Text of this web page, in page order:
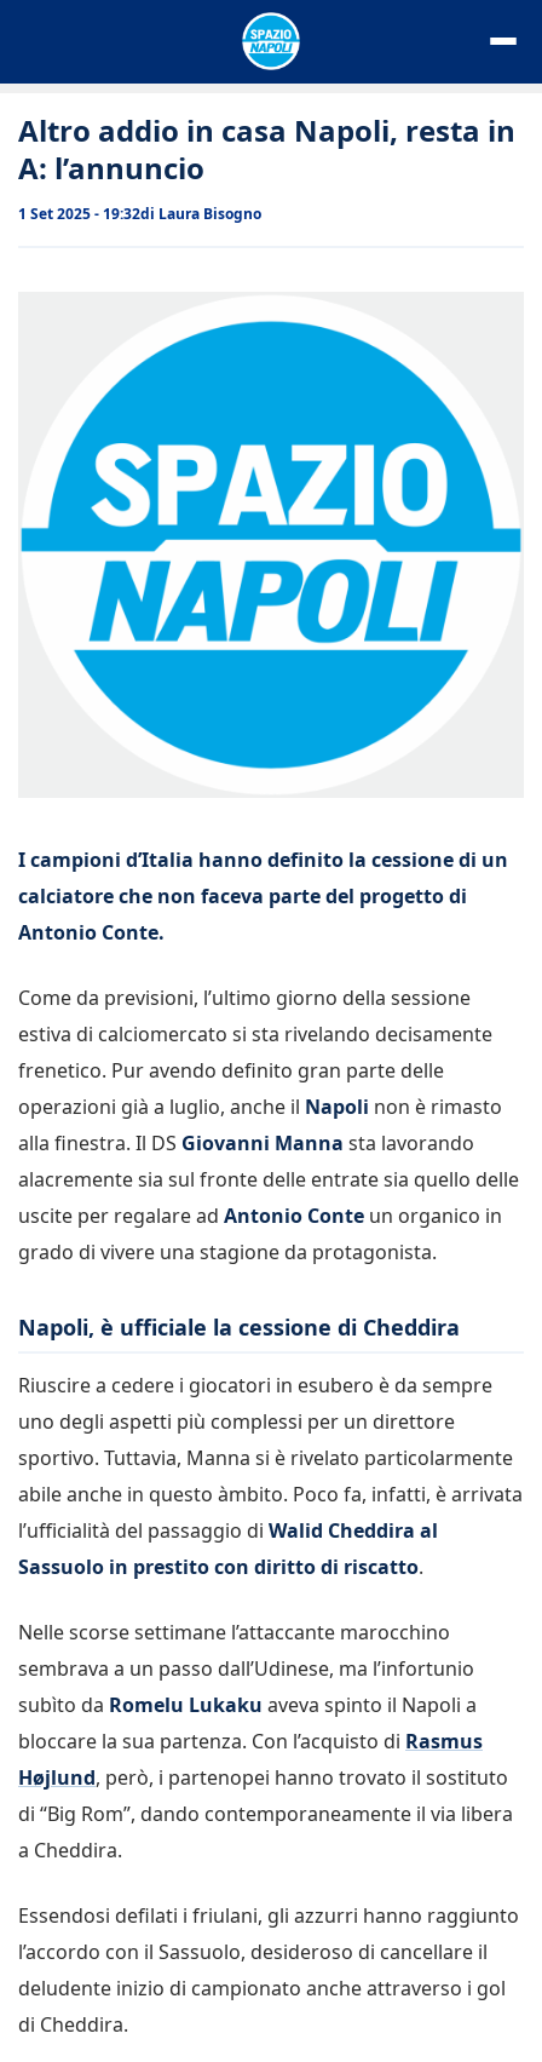
Altro addio in casa Napoli, resta in
A: l’annuncio
1 Set 2025 - 19:32di Laura Bisogno
I campioni d’Italia hanno definito la cessione di un
calciatore che non faceva parte del progetto di
Antonio Conte.
Come da previsioni, l’ultimo giorno della sessione
estiva di calciomercato si sta rivelando decisamente
frenetico. Pur avendo definito gran parte delle
operazioni già a luglio, anche il Napoli non è rimasto
alla finestra. Il DS Giovanni Manna sta lavorando
alacremente sia sul fronte delle entrate sia quello delle
uscite per regalare ad Antonio Conte un organico in
grado di vivere una stagione da protagonista.
Napoli, è ufficiale la cessione di Cheddira
Riuscire a cedere i giocatori in esubero è da sempre
uno degli aspetti più complessi per un direttore
sportivo. Tuttavia, Manna si è rivelato particolarmente
abile anche in questo àmbito. Poco fa, infatti, è arrivata
l’ufficialità del passaggio di Walid Cheddira al
Sassuolo in prestito con diritto di riscatto.
Nelle scorse settimane l’attaccante marocchino
sembrava a un passo dall’Udinese, ma l’infortunio
subìto da Romelu Lukaku aveva spinto il Napoli a
bloccare la sua partenza. Con l’acquisto di Rasmus
Højlund, però, i partenopei hanno trovato il sostituto
di “Big Rom”, dando contemporaneamente il via libera
a Cheddira.
Essendosi defilati i friulani, gli azzurri hanno raggiunto
l’accordo con il Sassuolo, desideroso di cancellare il
deludente inizio di campionato anche attraverso i gol
di Cheddira.